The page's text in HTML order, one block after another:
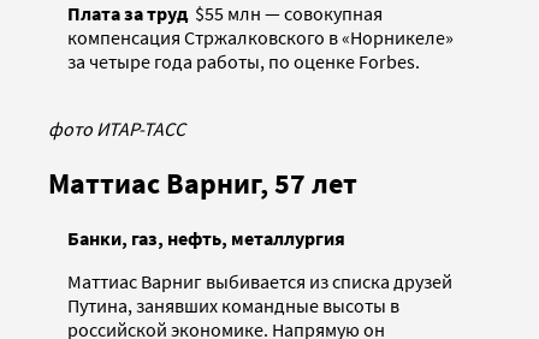
Плата за труд$55 млн — совокупная
компенсация Стржалковского в «Норникеле»
за четыре года работы, по оценке Forbes.
фото ИТАР-ТАСС
Маттиас Варниг, 57 лет
Банки, газ, нефть, металлургия
Маттиас Варниг выбивается из списка друзей
Путина, занявших командные высоты в
российской экономике. Напрямую он